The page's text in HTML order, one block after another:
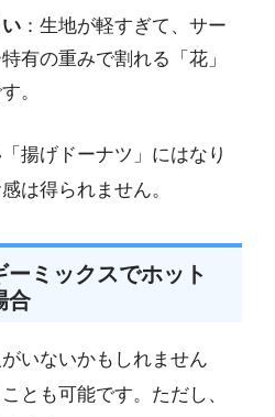
：生地が軽すぎて、サー
有の重みで割れる「花」
。
揚げドーナツ」にはなり
は得られません。
ミックスでホット
合
いないかもしれません
とも可能です。ただし、